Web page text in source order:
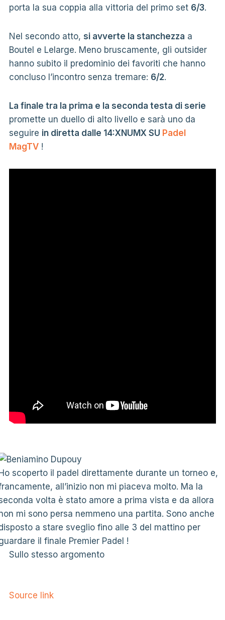
porta la sua coppia alla vittoria del primo set 6/3.
Nel secondo atto, si avverte la stanchezza a
Boutel e Lelarge. Meno bruscamente, gli outsider
hanno subito il predominio dei favoriti che hanno
concluso l’incontro senza tremare: 6/2.
La finale tra la prima e la seconda testa di serie
promette un duello di alto livello e sarà uno da
seguire in diretta dalle 14:XNUMX SU Padel
MagTV!
scoperto il padel direttamente durante un torneo e,
all’inizio non mi piaceva molto. Ma la
volta è stato amore a prima vista e da allora
mi sono persa nemmeno una partita. Sono anche
a stare sveglio fino alle 3 del mattino per
il finale Premier Padel !
Sullo stesso argomento
Source link